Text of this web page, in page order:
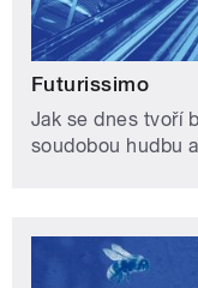
Futurissimo
Jak se dnes tvoří
soudobou hudbu